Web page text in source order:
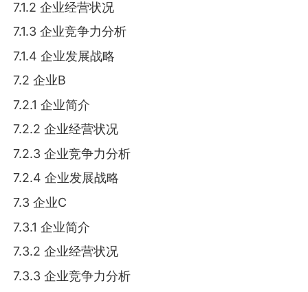
7.1.2 企业经营状况
7.1.3 企业竞争力分析
7.1.4 企业发展战略
7.2 企业B
7.2.1 企业简介
7.2.2 企业经营状况
7.2.3 企业竞争力分析
7.2.4 企业发展战略
7.3 企业C
7.3.1 企业简介
7.3.2 企业经营状况
7.3.3 企业竞争力分析